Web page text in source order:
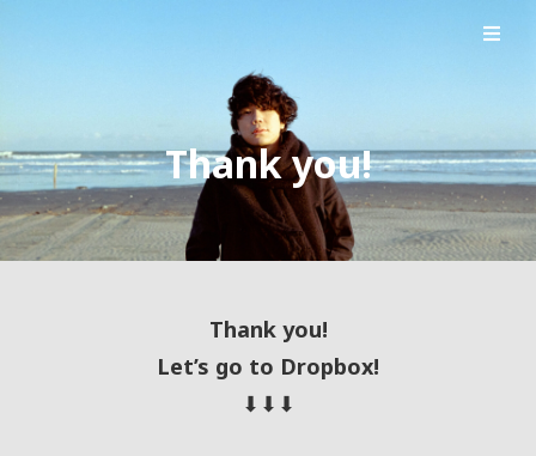
Thank you!
Thank you!
Let’s go to Dropbox!
⬇︎⬇︎⬇︎